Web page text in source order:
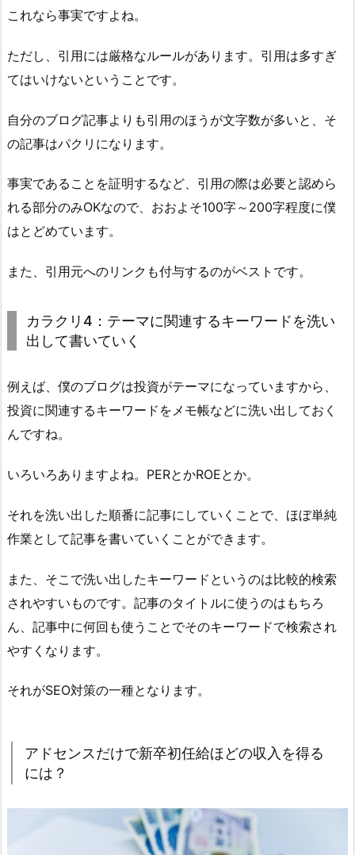
これなら事実ですよね。
ただし、引用には厳格なルールがあります。引用は多すぎ
てはいけないということです。
自分のブログ記事よりも引用のほうが文字数が多いと、そ
の記事はパクリになります。
事実であることを証明するなど、引用の際は必要と認めら
れる部分のみOKなので、おおよそ100字～200字程度に僕
はとどめています。
また、引用元へのリンクも付与するのがベストです。
カラクリ4：テーマに関連するキーワードを洗い
出して書いていく
例えば、僕のブログは投資がテーマになっていますから、
投資に関連するキーワードをメモ帳などに洗い出しておく
んですね。
いろいろありますよね。PERとかROEとか。
それを洗い出した順番に記事にしていくことで、ほぼ単純
作業として記事を書いていくことができます。
また、そこで洗い出したキーワードというのは比較的検索
されやすいものです。記事のタイトルに使うのはもちろ
ん、記事中に何回も使うことでそのキーワードで検索され
やすくなります。
それがSEO対策の一種となります。
アドセンスだけで新卒初任給ほどの収入を得る
には？